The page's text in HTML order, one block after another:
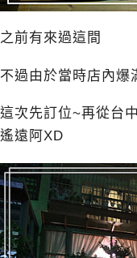
之前有來過這間
不過由於當時店內爆
這次先訂位~再從台
遙遠阿XD